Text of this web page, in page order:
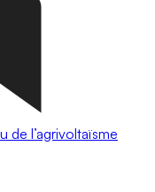
de l’agrivoltaïsme